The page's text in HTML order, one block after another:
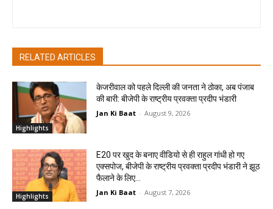
RELATED ARTICLES
Highlights
केजरीवाल को पहले दिल्ली की जनता ने ठोका, अब पंजाब
की बारी: बीजेपी के राष्ट्रीय प्रवक्ता प्रदीप भंडारी
Jan Ki Baat - August 9, 2026
Highlights
E20 पर खुद के बनाए वीडियो से ही राहुल गांधी हो गए
एक्सपोज, बीजेपी के राष्ट्रीय प्रवक्ता प्रदीप भंडारी ने झूठ
फैलाने के लिए...
Jan Ki Baat - August 7, 2026